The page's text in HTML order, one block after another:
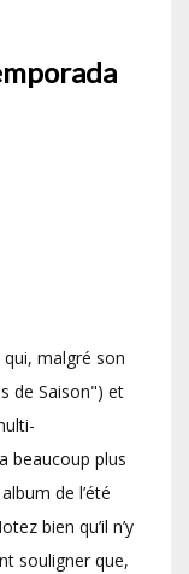
malgré son
de Saison") et
beaucoup plus
de l’été
bien qu’il n’y
souligner que,